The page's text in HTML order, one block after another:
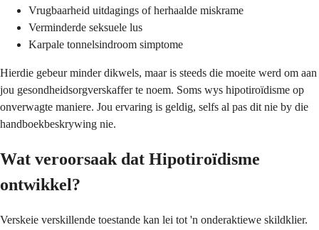
Vrugbaarheid uitdagings of herhaalde miskrame
Verminderde seksuele lus
Karpale tonnelsindroom simptome
Hierdie gebeur minder dikwels, maar is steeds die moeite werd om aan
jou gesondheidsorgverskaffer te noem. Soms wys hipotiroïdisme op
onverwagte maniere. Jou ervaring is geldig, selfs al pas dit nie by die
handboekbeskrywing nie.
Wat veroorsaak dat Hipotiroïdisme
ontwikkel?
Verskeie verskillende toestande kan lei tot 'n onderaktiewe skildklier.